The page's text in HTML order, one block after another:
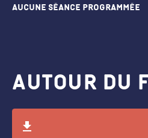
Aucune séance programmée
Autour du